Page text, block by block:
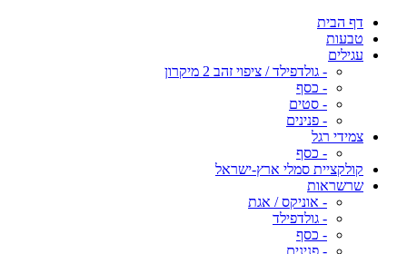
דף הבית
טבעות
עגילים
- גולדפילד / ציפוי זהב 2 מיקרון
- כסף
- סטים
- פנינים
צמידי רגל
- כסף
קולקציית סמלי ארץ-ישראל
שרשראות
- אוניקס / אגת
- גולדפילד
- כסף
- פנינים